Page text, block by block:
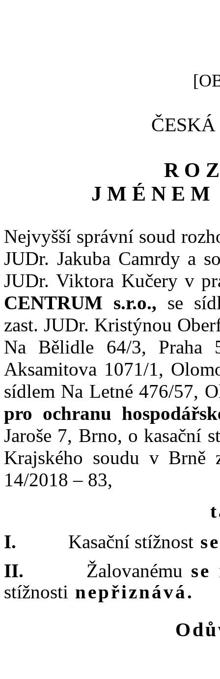
R O Z
J M É N E M
Nejvyšší správní soud
JUDr. Jakuba Camrdy a
JUDr. Viktora Kučery v
CENTRUM s.r.o., se
zast. JUDr. Kristýnou
Na Bělidle 64/3,
Aksamitova 1071/1,
sídlem Na Letné 476/57,
pro ochranu
Jaroše 7, Brno, o kasační
Krajského soudu v Brně
14/2018 – 83,
Kasační stížnost
Žalovanému se
stížnosti nepřiznává.